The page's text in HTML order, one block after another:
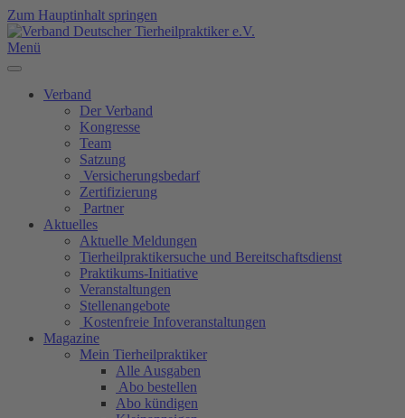
Zum Hauptinhalt springen
Menü
Verband
Der Verband
Kongresse
Team
Satzung
Versicherungsbedarf
Zertifizierung
Partner
Aktuelles
Aktuelle Meldungen
Tierheilpraktikersuche und Bereitschaftsdienst
Praktikums-Initiative
Veranstaltungen
Stellenangebote
Kostenfreie Infoveranstaltungen
Magazine
Mein Tierheilpraktiker
Alle Ausgaben
Abo bestellen
Abo kündigen